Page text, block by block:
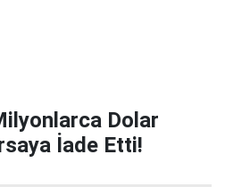
Dolar
İade Etti!